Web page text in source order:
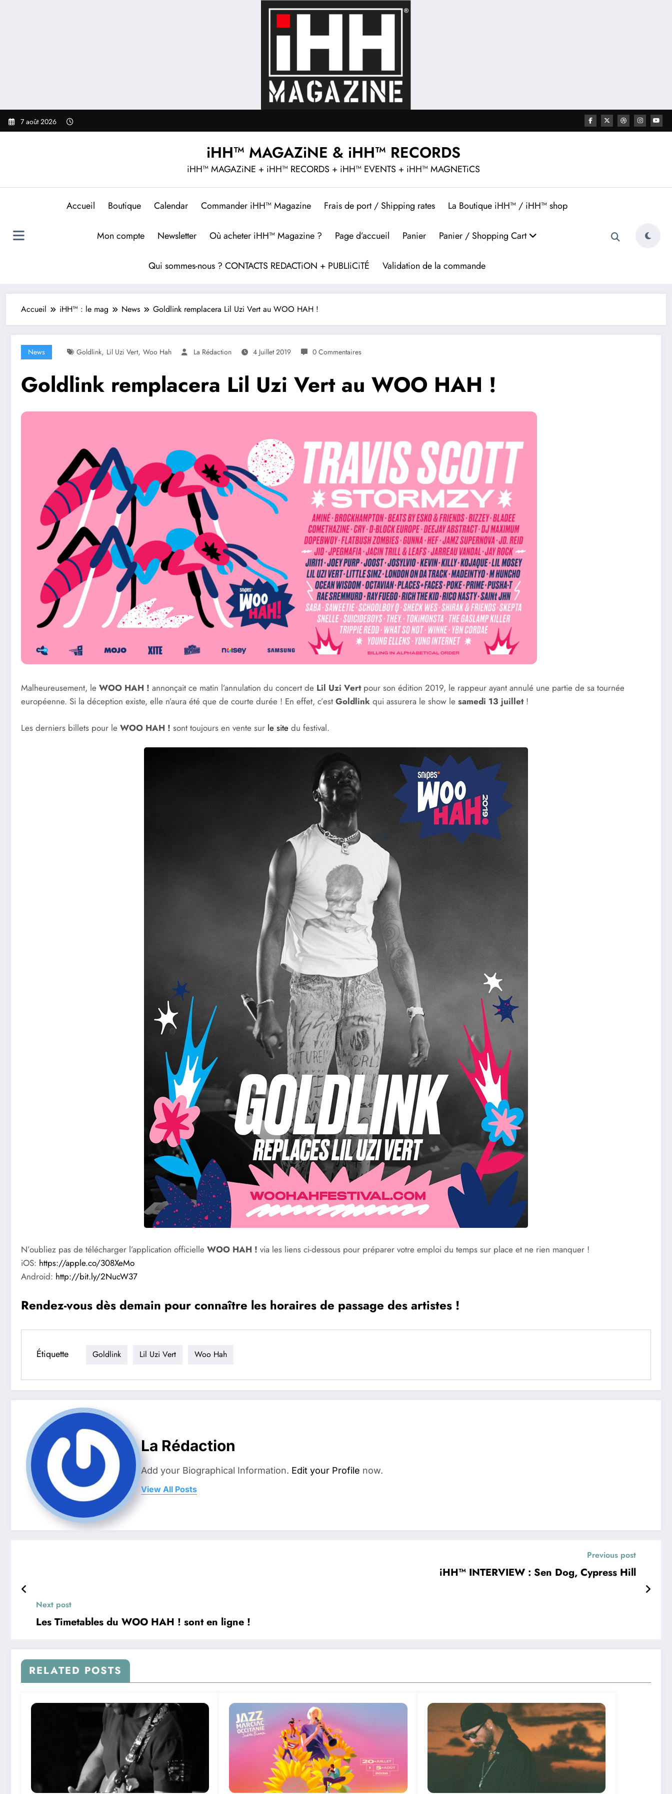
7 août 2026
iHH™ MAGAZiNE & iHH™ RECORDS
iHH™ MAGAZiNE + iHH™ RECORDS + iHH™ EVENTS + iHH™ MAGNETiCS
Accueil Boutique Calendar Commander iHH™ Magazine Frais de port / Shipping rates La Boutique iHH™ / iHH™ shop
Mon compte Newsletter Où acheter iHH™ Magazine ? Page d’accueil Panier Panier / Shopping Cart
Qui sommes-nous ? CONTACTS REDACTiON + PUBLIiCiTÉ Validation de la commande
Accueil iHH™ : le mag News Goldlink remplacera Lil Uzi Vert au WOO HAH !
News Goldlink, Lil Uzi Vert, Woo Hah La Rédaction 4 Juillet 2019 0 Commentaires
Goldlink remplacera Lil Uzi Vert au WOO HAH !
Malheureusement, le WOO HAH ! annonçait ce matin l’annulation du concert de Lil Uzi Vertpour son édition 2019, le rappeur ayant annulé une partie de sa tournée
européenne. Si la déception existe, elle n’aura été que de courte durée ! En effet, c’est Goldlink qui assurera le show le samedi 13 juillet!
Les derniers billets pour le WOO HAH ! sont toujours en vente sur le site du festival.
N’oubliez pas de télécharger l’application officielle WOO HAH ! via les liens ci-dessous pour préparer votre emploi du temps sur place et ne rien manquer !
iOS: https://apple.co/308XeMo
Android: http://bit.ly/2NucW37
Rendez-vous dès demain pour connaître les horaires de passage des artistes !
Étiquette Goldlink Lil Uzi Vert Woo Hah
La Rédaction
Add your Biographical Information. Edit your Profile now.
View All Posts
Previous post
iHH™ INTERVIEW : Sen Dog, Cypress Hill
Next post
Les Timetables du WOO HAH ! sont en ligne !
RELATED POSTS